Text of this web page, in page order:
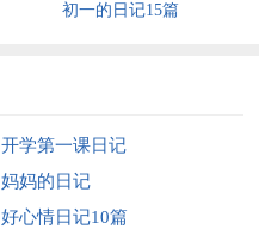
初一的日记15篇
开学第一课日记
妈妈的日记
好心情日记10篇